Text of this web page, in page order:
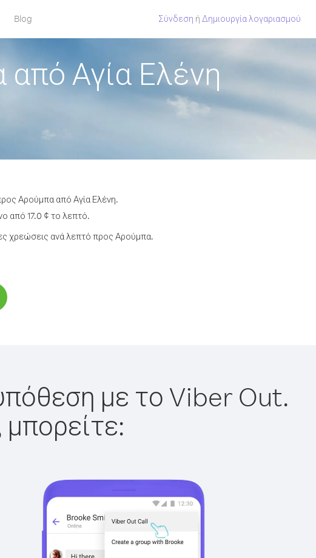
Blog Σύνδεση ή Δημιουργία λογαριασμού
Αγία Ελένη
Αρούμπα από Αγία Ελένη.
από 17.0 ¢ το λεπτό.
χρεώσεις ανά λεπτό προς Αρούμπα.
με το Viber Out.